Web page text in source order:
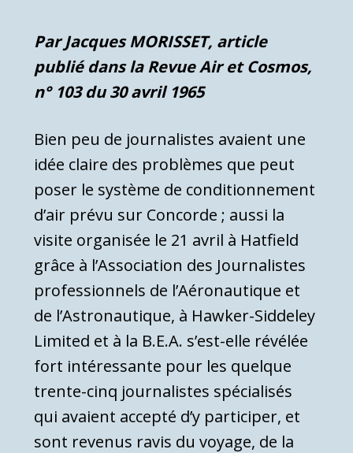
Par Jacques MORISSET, article
publié dans la Revue Air et Cosmos,
n° 103 du 30 avril 1965
Bien peu de journalistes avaient une
idée claire des problèmes que peut
poser le système de conditionnement
d’air prévu sur Concorde ; aussi la
visite organisée le 21 avril à Hatfield
grâce à l’Association des Journalistes
professionnels de l’Aéronautique et
de l’Astronautique, à Hawker-Siddeley
Limited et à la B.E.A. s’est-elle révélée
fort intéressante pour les quelque
trente-cinq journalistes spécialisés
qui avaient accepté d’y participer, et
sont revenus ravis du voyage, de la